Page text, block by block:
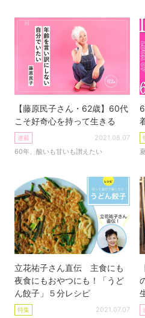
【藤原民子さん・62歳】60代
こそ好奇心を持って生きる
連載
60年、酸いも甘いも讃えたい
2021.08.07
立花祐子さん直伝 主食にも
夜食にもおやつにも！「うど
ん餃子」５分レシピ
特集 2021.07.07